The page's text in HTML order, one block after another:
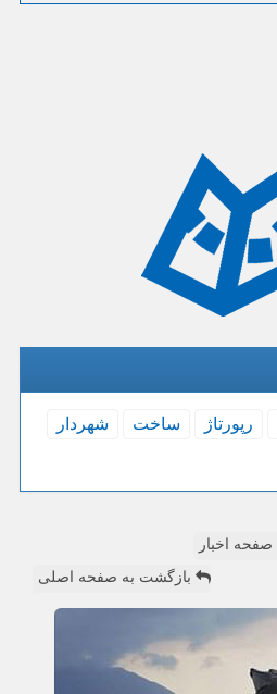
رپورتاژ ساخت
شهردار
صفحه اخبار
بازگشت به صفحه اصلی